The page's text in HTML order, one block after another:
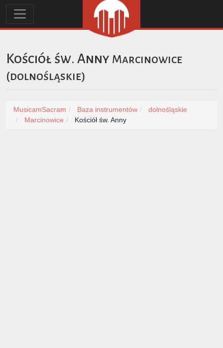
Kościół św. Anny Marcinowice
(dolnośląskie)
MusicamSacram Baza instrumentów
dolnośląskie
Marcinowice
Kościół św. Anny